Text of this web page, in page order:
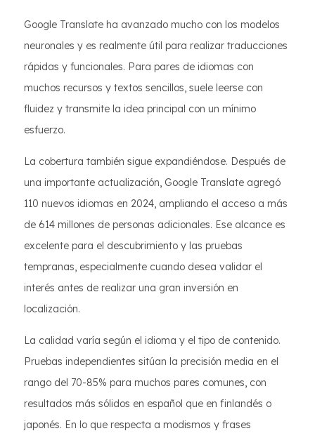
Google Translate ha avanzado mucho con los modelos
neuronales y es realmente útil para realizar traducciones
rápidas y funcionales. Para pares de idiomas con
muchos recursos y textos sencillos, suele leerse con
fluidez y transmite la idea principal con un mínimo
esfuerzo.
La cobertura también sigue expandiéndose. Después de
una importante actualización, Google Translate agregó
110 nuevos idiomas en 2024, ampliando el acceso a más
de 614 millones de personas adicionales. Ese alcance es
excelente para el descubrimiento y las pruebas
tempranas, especialmente cuando desea validar el
interés antes de realizar una gran inversión en
localización.
La calidad varía según el idioma y el tipo de contenido.
Pruebas independientes sitúan la precisión media en el
rango del 70-85% para muchos pares comunes, con
resultados más sólidos en español que en finlandés o
japonés. En lo que respecta a modismos y frases